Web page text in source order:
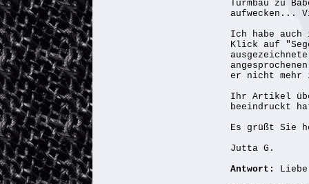
Turmbau zu
aufwecken...
Ich habe
Klick auf
er nicht mehr
Ihr Artikel
beeindruckt
Es grüßt Sie
Jutta G.
Antwort: